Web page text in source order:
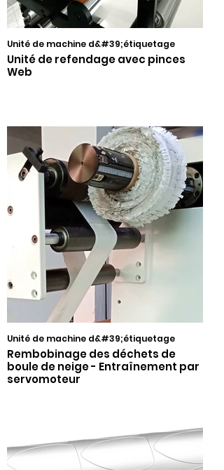
Unité de machine d&#39;étiquetage
Unité de refendage avec pinces
Web
Unité de machine d&#39;étiquetage
Rembobinage des déchets de
boule de neige - Entraînement par
servomoteur